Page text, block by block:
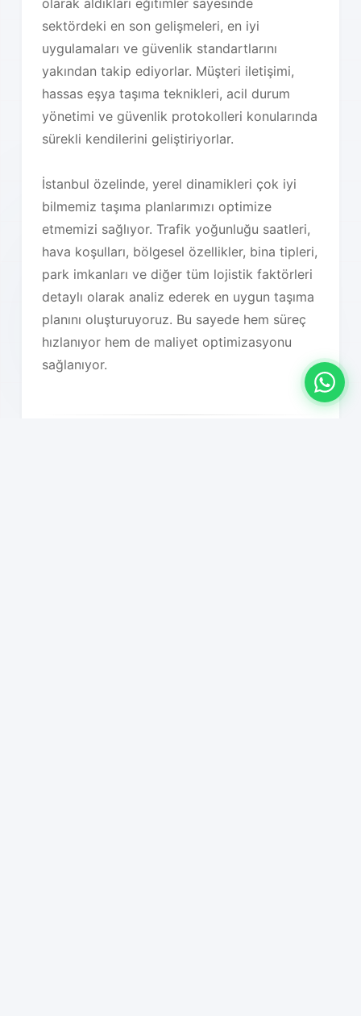
sektördeki en son gelişmeleri, en iyi
uygulamaları ve güvenlik standartlarını
yakından takip ediyorlar. Müşteri iletişimi,
hassas eşya taşıma teknikleri, acil durum
yönetimi ve güvenlik protokolleri konularında
sürekli kendilerini geliştiriyorlar.
İstanbul özelinde, yerel dinamikleri çok iyi
bilmemiz taşıma planlarımızı optimize
etmemizi sağlıyor. Trafik yoğunluğu saatleri,
hava koşulları, bölgesel özellikler, bina tipleri,
park imkanları ve diğer tüm lojistik faktörleri
detaylı olarak analiz ederek en uygun taşıma
planını oluşturuyoruz. Bu sayede hem süreç
hızlanıyor hem de maliyet optimizasyonu
sağlanıyor.